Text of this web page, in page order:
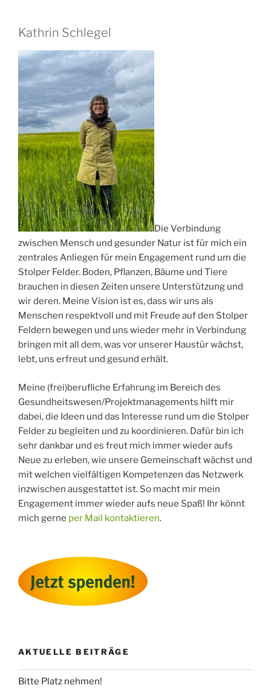
Kathrin Schlegel
Die Verbindung
zwischen Mensch und gesunder Natur ist für mich ein
zentrales Anliegen für mein Engagement rund um die
Stolper Felder. Boden, Pflanzen, Bäume und Tiere
brauchen in diesen Zeiten unsere Unterstützung und
wir deren. Meine Vision ist es, dass wir uns als
Menschen respektvoll und mit Freude auf den Stolper
Feldern bewegen und uns wieder mehr in Verbindung
bringen mit all dem, was vor unserer Haustür wächst,
lebt, uns erfreut und gesund erhält.
Meine (frei)berufliche Erfahrung im Bereich des
Gesundheitswesen/Projektmanagements hilft mir
dabei, die Ideen und das Interesse rund um die Stolper
Felder zu begleiten und zu koordinieren. Dafür bin ich
sehr dankbar und es freut mich immer wieder aufs
Neue zu erleben, wie unsere Gemeinschaft wächst und
mit welchen vielfältigen Kompetenzen das Netzwerk
inzwischen ausgestattet ist. So macht mir mein
Engagement immer wieder aufs neue Spaß! Ihr könnt
mich gerne per Mail kontaktieren.
AKTUELLE BEITRÄGE
Bitte Platz nehmen!